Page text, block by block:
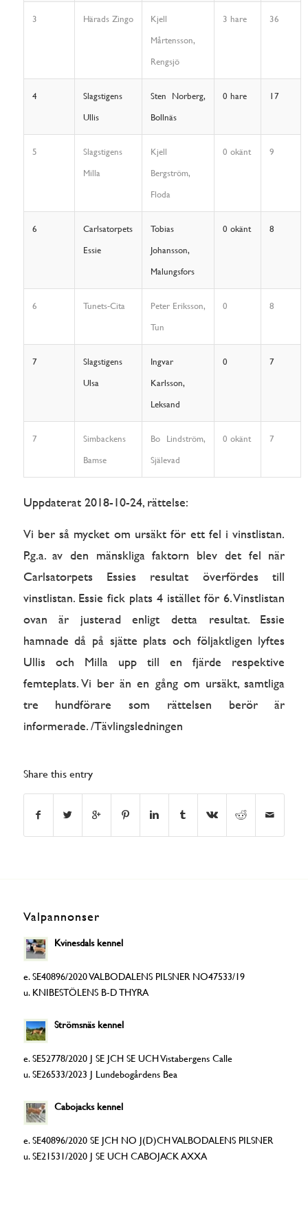
3 Härads Zingo Kjell
Mårtensson,
Rengsjö
3 hare 36
4 Slagstigens
Ullis
Sten Norberg,
Bollnäs
0 hare 17
5 Slagstigens
Milla
Kjell
Bergström,
Floda
0 okänt 9
6 Carlsatorpets
Essie
Tobias
Johansson,
Malungsfors
0 okänt 8
6 Tunets-Cita Peter Eriksson,
Tun
0 8
7 Slagstigens
Ulsa
Ingvar
Karlsson,
Leksand
0 7
7 Simbackens
Bamse
Bo Lindström,
Själevad
0 okänt 7
Uppdaterat 2018-10-24, rättelse:
Vi ber så mycket om ursäkt för ett fel i vinstlistan.
P.g.a. av den mänskliga faktorn blev det fel när
Carlsatorpets Essies resultat överfördes till
vinstlistan. Essie fick plats 4 istället för 6. Vinstlistan
ovan är justerad enligt detta resultat. Essie
hamnade då på sjätte plats och följaktligen lyftes
Ullis och Milla upp till en fjärde respektive
femteplats. Vi ber än en gång om ursäkt, samtliga
tre hundförare som rättelsen berör är
informerade. /Tävlingsledningen
Share this entry
Valpannonser
Kvinesdals kennel
e. SE40896/2020 VALBODALENS PILSNER NO47533/19
u. KNIBESTÖLENS B-D THYRA
Strömsnäs kennel
e. SE52778/2020 J SE JCH SE UCH Vistabergens Calle
u. SE26533/2023 J Lundebogårdens Bea
Cabojacks kennel
e. SE40896/2020 SE JCH NO J(D)CH VALBODALENS PILSNER
u. SE21531/2020 J SE UCH CABOJACK AXXA